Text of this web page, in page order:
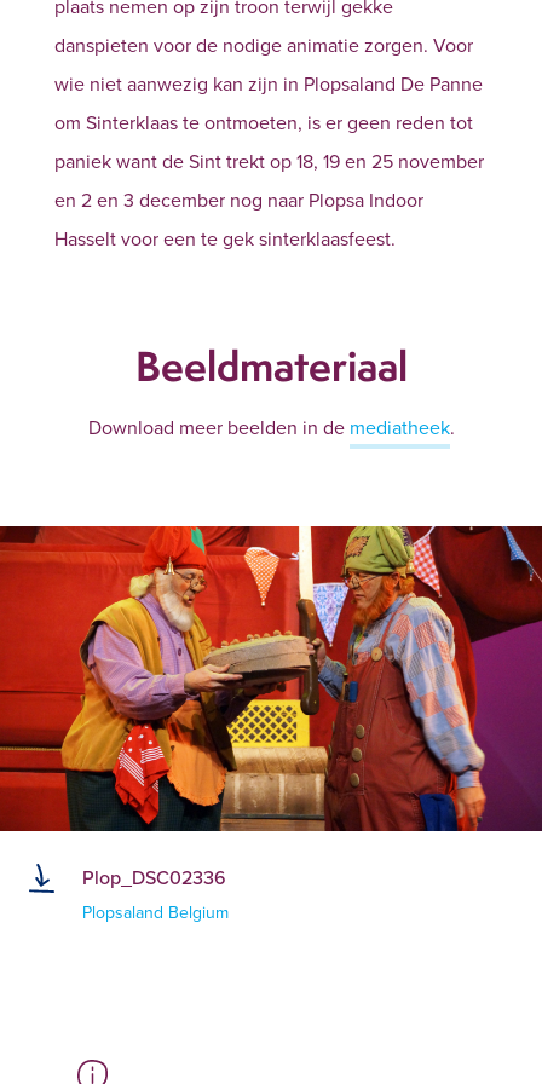
plaats nemen op zijn troon terwijl gekke
danspieten voor de nodige animatie zorgen. Voor
wie niet aanwezig kan zijn in Plopsaland De Panne
om Sinterklaas te ontmoeten, is er geen reden tot
paniek want de Sint trekt op 18, 19 en 25 november
en 2 en 3 december nog naar Plopsa Indoor
Hasselt voor een te gek sinterklaasfeest.
Beeldmateriaal
Download meer beelden in de mediatheek.
Plop_DSC02336
Plopsaland Belgium